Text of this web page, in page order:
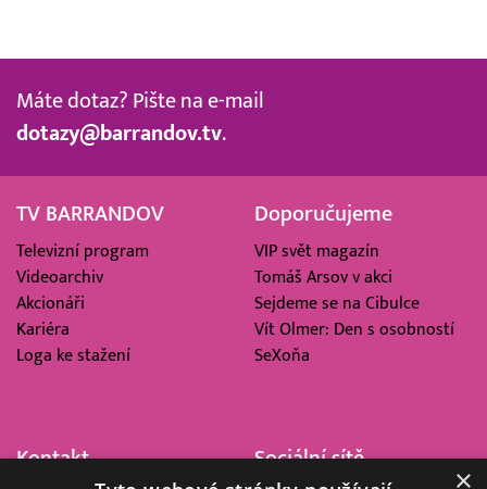
Máte dotaz? Pište na e-mail
dotazy@barrandov.tv.
TV BARRANDOV
Televizní program
Videoarchiv
Akcionáři
Kariéra
Loga ke stažení
Doporučujeme
VIP svět magazín
Tomáš Arsov v akci
Sejdeme se na Cibulce
Vít Olmer: Den s osobností
SeXoňa
Kontakt Sociální sítě
×